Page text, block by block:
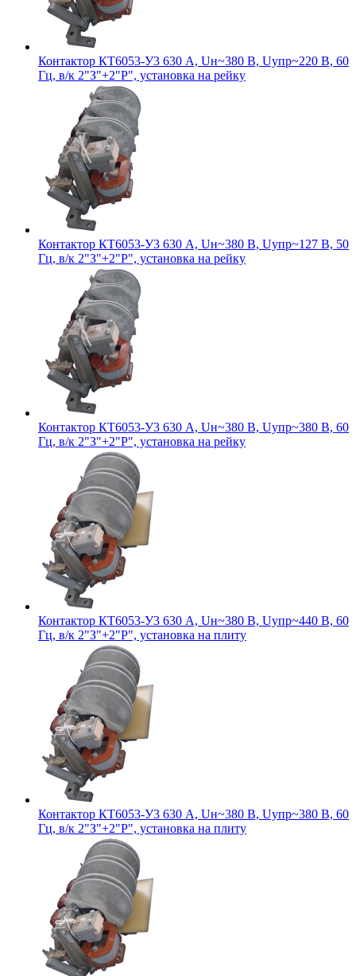
Контактор КТ6053-У3 630 А, Uн~380 В, Uупр~220 В, 60
Гц, в/к 2"З"+2"Р", установка на рейку
Контактор КТ6053-У3 630 А, Uн~380 В, Uупр~127 В, 50
Гц, в/к 2"З"+2"Р", установка на рейку
Контактор КТ6053-У3 630 А, Uн~380 В, Uупр~380 В, 60
Гц, в/к 2"З"+2"Р", установка на рейку
Контактор КТ6053-У3 630 А, Uн~380 В, Uупр~440 В, 60
Гц, в/к 2"З"+2"Р", установка на плиту
Контактор КТ6053-У3 630 А, Uн~380 В, Uупр~380 В, 60
Гц, в/к 2"З"+2"Р", установка на плиту